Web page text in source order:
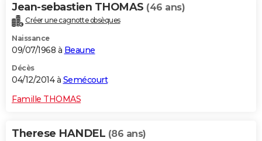
Jean-sebastien THOMAS (46 ans)
Créer une cagnotte obsèques
Naissance
09/07/1968 à Beaune
Décès
04/12/2014 à Semécourt
Famille THOMAS
Therese HANDEL (86 ans)